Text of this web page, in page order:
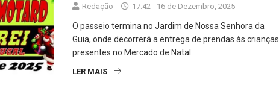
Redação 17:42 - 16 de Dezembro, 2025
O passeio termina no Jardim de Nossa Senhora da
Guia, onde decorrerá a entrega de prendas às crianças
presentes no Mercado de Natal.
LER MAIS